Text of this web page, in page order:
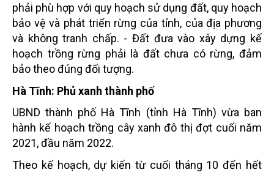
phải phù hợp với quy hoạch sử dụng đất, quy hoạch
bảo vệ và phát triển rừng của tỉnh, của địa phương
và không tranh chấp. - Đất đưa vào xây dựng kế
hoạch trồng rừng phải là đất chưa có rừng, đảm
bảo theo đúng đối tượng.
Hà Tĩnh: Phủ xanh thành phố
UBND thành phố Hà Tĩnh (tỉnh Hà Tĩnh) vừa ban
hành kế hoạch trồng cây xanh đô thị đợt cuối năm
2021, đầu năm 2022.
Theo kế hoạch, dự kiến từ cuối tháng 10 đến hết